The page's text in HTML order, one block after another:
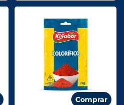
Comprar